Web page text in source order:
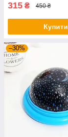
315 ₴ 450 ₴
Купити
–30%